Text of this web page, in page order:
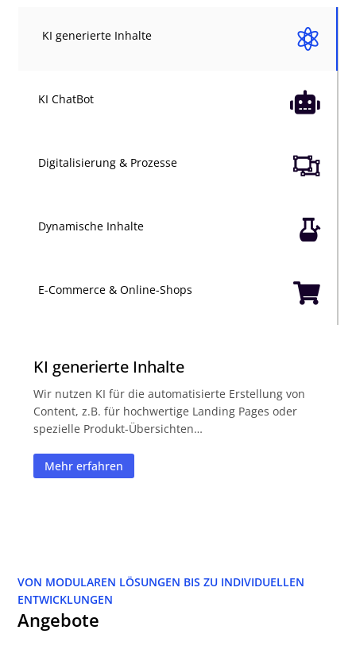

KI generierte Inhalte

KI ChatBot

Digitalisierung & Prozesse

Dynamische Inhalte

E-Commerce & Online-Shops
KI generierte Inhalte
Wir nutzen KI für die automatisierte Erstellung von
Content, z.B. für hochwertige Landing Pages oder
spezielle Produkt-Übersichten…
Mehr erfahren
VON MODULAREN LÖSUNGEN BIS ZU INDIVIDUELLEN
ENTWICKLUNGEN
Angebote